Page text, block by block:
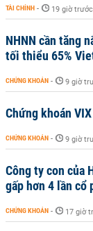
TÀI CHÍNH - 19 giờ trước
NHNN cần tăng
tối thiểu 65%
CHỨNG KHOÁN - 9 giờ
Chứng khoán
CHỨNG KHOÁN - 9 giờ
Công ty con của
gấp hơn 4 lần cổ
CHỨNG KHOÁN - 17 giờ